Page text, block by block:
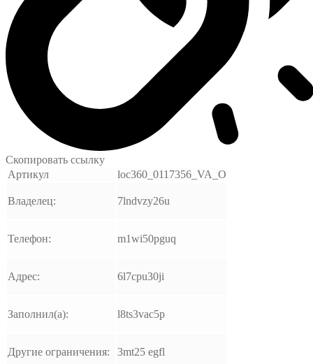
Скопировать ссылку
Артикул
loc360_0117356_VA_O
Владелец: 7lndvzy26u
Телефон: m1wi50pguq
Адрес: 6l7cpu30ji
Заполнил(а): l8ts3vac5p
Другие ограничения: 3mt25 egfl